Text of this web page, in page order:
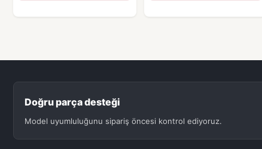
Doğru parça desteği
Model uyumluluğunu sipariş öncesi kontrol ediyoruz.